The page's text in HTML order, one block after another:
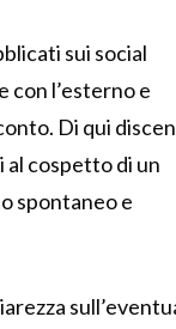
sui social
l’esterno e
Di qui
cospetto di un
spontaneo e